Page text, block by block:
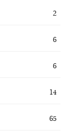
2
6
6
14
65